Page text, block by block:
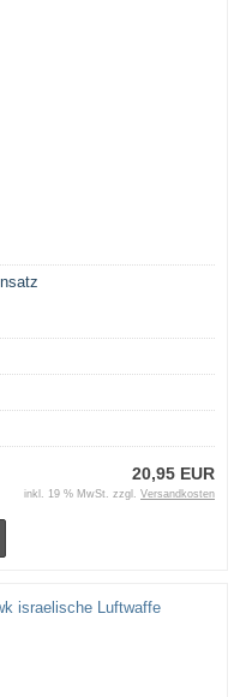
20,95 EUR
inkl. 19 % MwSt. zzgl. Versandkosten